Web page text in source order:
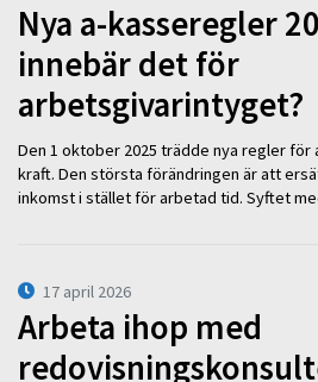
Nya a-kasseregler
innebär det för
arbetsgivarintyget?
Den 1 oktober 2025 trädde nya regler
kraft. Den största förändringen är att
inkomst i stället för arbetad tid. Syftet
17 april 2026
Arbeta ihop med